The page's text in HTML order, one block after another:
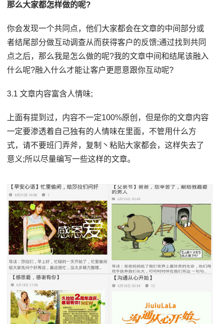
那么大家都怎样做的呢?
你会发现一个共同点，他们大家都会在文章的中间部分或
者结尾部分做互动调查从而获得客户的反馈;通过找到共同
点之后，那么我是怎么做的呢?我的文章中间和结尾该融入
什么呢?融入什么才能让客户更愿意跟你互动呢?
3.1 文章内容富含人情味;
上面有提到过，内容不一定100%原创，但是你的文章内容
一定要渗透着自己独有的人情味在里面，不管用什么方
式，请不要班门弄斧，复制丶粘贴大家都会，这样失去了
意义;所以尽量编写一些这样的文章。